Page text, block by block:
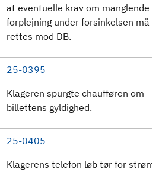
at eventuelle krav om manglende
forplejning under forsinkelsen må
rettes mod DB.
25-0395
Klageren spurgte chaufføren om
billettens gyldighed.
25-0405
Klagerens telefon løb tør for strøm,